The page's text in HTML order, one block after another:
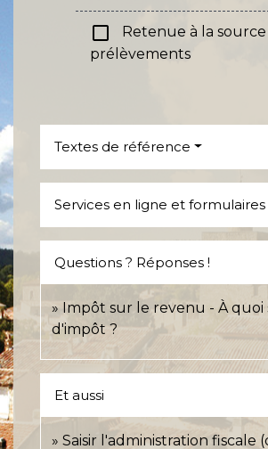
check_box_outline_blank
Retenue à la
prélèvements
Textes de référence
Services en ligne et formulaires
Questions ? Réponses !
Impôt sur le revenu - À quoi
d'impôt ?
Et aussi
Saisir l'administration fiscale